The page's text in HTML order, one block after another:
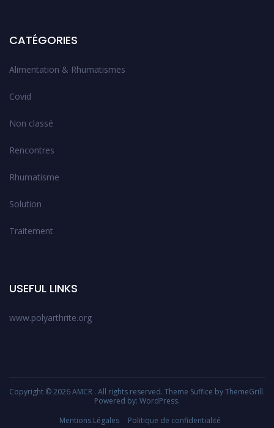
CATÉGORIES
Alimentation & Rhumatismes
Covid
Non classé
Rencontres
Rhumatisme
Solution
Traitement
USEFUL LINKS
www.polyarthrite.org
Copyright © 2026AMCR . All rights reserved. Theme Suffice by ThemeGrill.
Powered by: WordPress.
Mentions Légales
Politique de confidentialité